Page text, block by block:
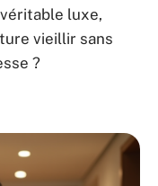
luxe,
vieillir sans
?